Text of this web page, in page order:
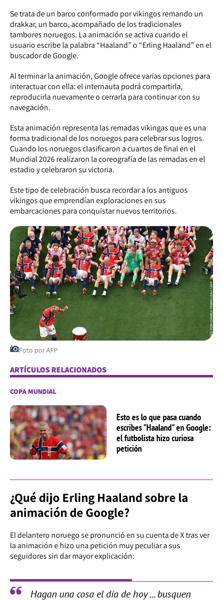
Se trata de un barco conformado por vikingos remando un
drakkar, un barco, acompañado de los tradicionales
tambores noruegos. La animación se activa cuando el
usuario escribe la palabra “Haaland” o “Erling Haaland” en el
buscador de Google.
Al terminar la animación, Google ofrece varias opciones para
interactuar con ella: el internauta podrá compartirla,
reproducirla nuevamente o cerrarla para continuar con su
navegación.
Esta animación representa las remadas vikingas que es una
forma tradicional de los noruegos para celebrar sus logros.
Cuando los noruegos clasificaron a cuartos de final en el
Mundial 2026 realizaron la coreografía de las remadas en el
estadio y celebraron su victoria.
Este tipo de celebración busca recordar a los antiguos
vikingos que emprendían exploraciones en sus
embarcaciones para conquistar nuevos territorios.
Foto por AFP
ARTÍCULOS RELACIONADOS
COPA MUNDIAL
Esto es lo que pasa cuando
escribes "Haaland" en Google:
el futbolista hizo curiosa
petición
¿Qué dijo Erling Haaland sobre la
animación de Google?
El delantero noruego se pronunció en su cuenta de X tras ver
la animación e hizo una petición muy peculiar a sus
seguidores sin dar mayor explicación:
Hagan una cosa el día de hoy ... busquen